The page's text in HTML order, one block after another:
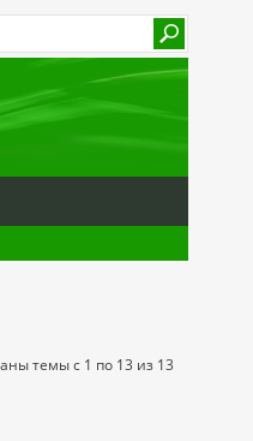
темы с 1 по 13 из 13